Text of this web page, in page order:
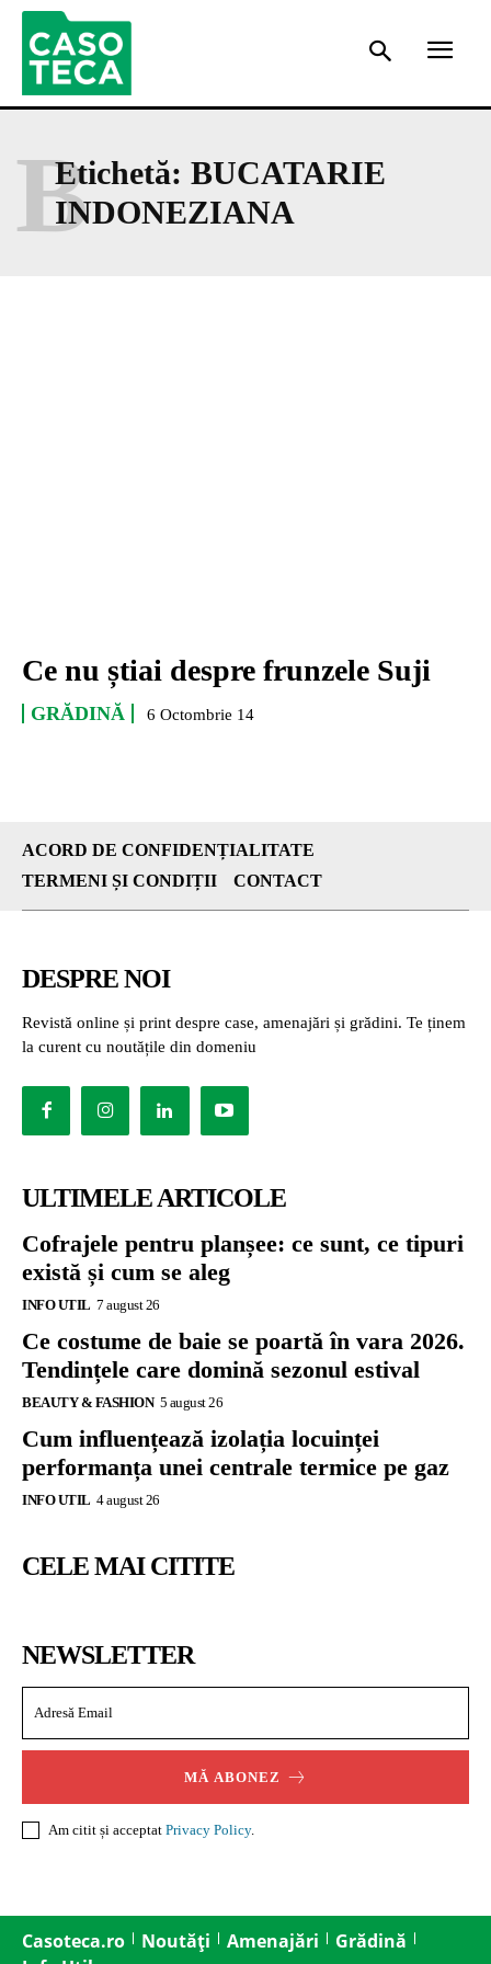
Etichetă: BUCATARIE
INDONEZIANA
B
Ce nu știai despre frunzele Suji
GRĂDINĂ 6 Octombrie 14
ACORD DE CONFIDENȚIALITATE
TERMENI ȘI CONDIȚII
CONTACT
DESPRE NOI
Revistă online și print despre case, amenajări și grădini. Te ținem
la curent cu noutățile din domeniu
ULTIMELE ARTICOLE
Cofrajele pentru planșee: ce sunt, ce tipuri
există și cum se aleg
INFO UTIL 7 august 26
Ce costume de baie se poartă în vara 2026.
Tendințele care domină sezonul estival
BEAUTY & FASHION 5 august 26
Cum influențează izolația locuinței
performanța unei centrale termice pe gaz
INFO UTIL 4 august 26
CELE MAI CITITE
NEWSLETTER
MĂ ABONEZ
Am citit și acceptat Privacy Policy.
Casoteca.ro Noutăți Amenajări
Grădină